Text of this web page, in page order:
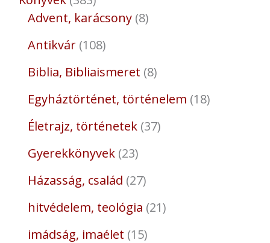
Advent, karácsony 8
Antikvár 108
Biblia, Bibliaismeret 8
Egyháztörténet, történelem 18
Életrajz, történetek 37
Gyerekkönyvek 23
Házasság, család 27
hitvédelem, teológia 21
imádság, imaélet 15